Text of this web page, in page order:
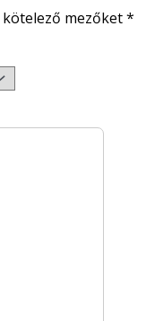
kötelező mezőket*